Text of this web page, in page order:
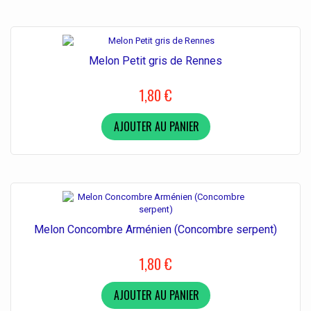
Melon Petit gris de Rennes
1,80 €
AJOUTER AU PANIER
Melon Concombre Arménien (Concombre serpent)
1,80 €
AJOUTER AU PANIER